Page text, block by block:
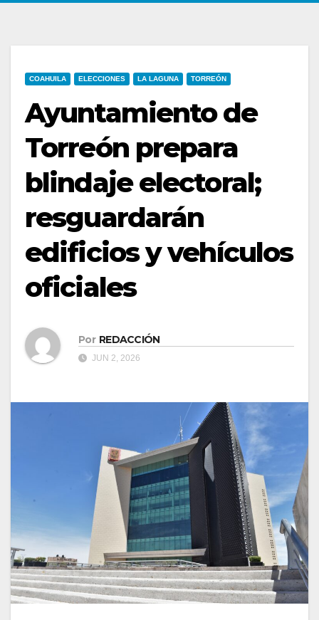
COAHUILA ELECCIONES LA LAGUNA TORREÓN
Ayuntamiento de
Torreón prepara
blindaje electoral;
resguardarán
edificios y vehículos
oficiales
Por REDACCIÓN
JUN 2, 2026